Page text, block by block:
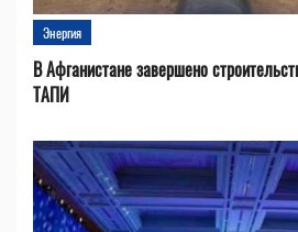
Энергия
В Афганистане завершено
ТАПИ